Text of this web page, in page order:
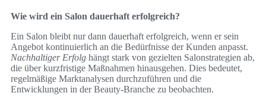
Wie wird ein Salon dauerhaft erfolgreich?
Ein Salon bleibt nur dann dauerhaft erfolgreich, wenn er sein
Angebot kontinuierlich an die Bedürfnisse der Kunden anpasst.
Nachhaltiger Erfolg hängt stark von gezielten Salonstrategien ab,
die über kurzfristige Maßnahmen hinausgehen. Dies bedeutet,
regelmäßige Marktanalysen durchzuführen und die
Entwicklungen in der Beauty-Branche zu beobachten.